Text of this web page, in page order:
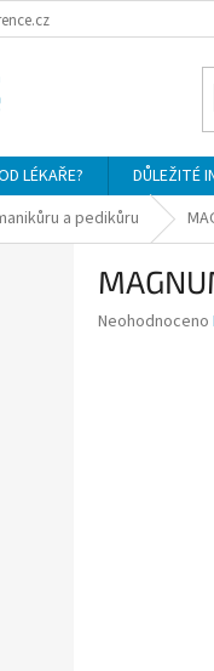
LÉKAŘE? DŮLEŽITÉ
a pedikůru
Průměrné
Neohodnoceno